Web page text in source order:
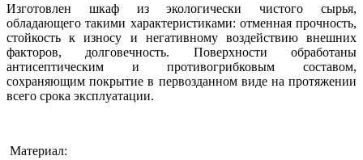
Изготовлен шкаф из экологически чистого сырья,
обладающего такими характеристиками: отменная прочность,
стойкость к износу и негативному воздействию внешних
факторов, долговечность. Поверхности обработаны
антисептическим и противогрибковым составом,
сохраняющим покрытие в первозданном виде на протяжении
всего срока эксплуатации.
Материал: